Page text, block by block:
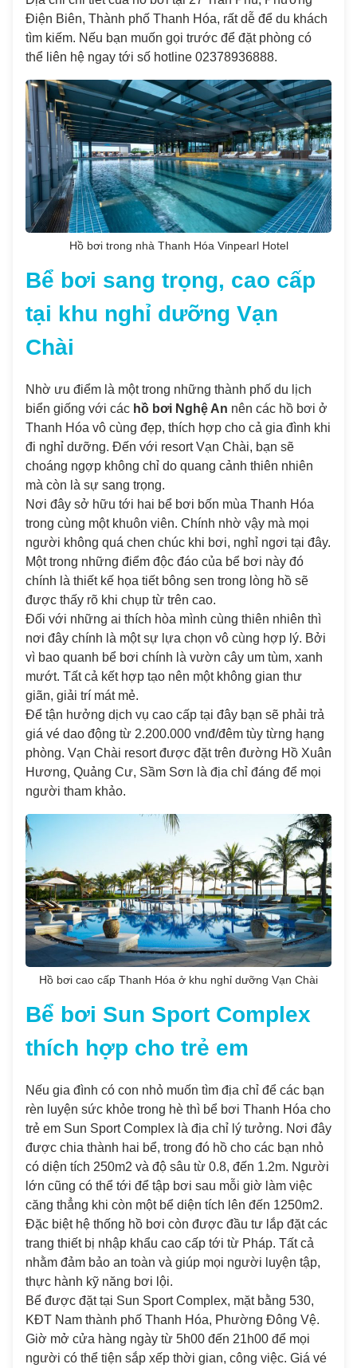
Điện Biên, Thành phố Thanh Hóa, rất dễ để du khách
tìm kiếm. Nếu bạn muốn gọi trước để đặt phòng có
thể liên hệ ngay tới số hotline 02378936888.
Hồ bơi trong nhà Thanh Hóa Vinpearl Hotel
Bể bơi sang trọng, cao cấp
tại khu nghỉ dưỡng Vạn
Chài
Nhờ ưu điểm là một trong những thành phố du lịch
biển giống với các hồ bơi Nghệ An nên các hồ bơi ở
Thanh Hóa vô cùng đẹp, thích hợp cho cả gia đình khi
đi nghỉ dưỡng. Đến với resort Vạn Chài, bạn sẽ
choáng ngợp không chỉ do quang cảnh thiên nhiên
mà còn là sự sang trọng.
Nơi đây sở hữu tới hai bể bơi bốn mùa Thanh Hóa
trong cùng một khuôn viên. Chính nhờ vậy mà mọi
người không quá chen chúc khi bơi, nghỉ ngơi tại đây.
Một trong những điểm độc đáo của bể bơi này đó
chính là thiết kế họa tiết bông sen trong lòng hồ sẽ
được thấy rõ khi chụp từ trên cao.
Đối với những ai thích hòa mình cùng thiên nhiên thì
nơi đây chính là một sự lựa chọn vô cùng hợp lý. Bởi
vì bao quanh bể bơi chính là vườn cây um tùm, xanh
mướt. Tất cả kết hợp tạo nên một không gian thư
giãn, giải trí mát mẻ.
Để tận hưởng dịch vụ cao cấp tại đây bạn sẽ phải trả
giá vé dao động từ 2.200.000 vnđ/đêm tùy từng hạng
phòng. Vạn Chài resort được đặt trên đường Hồ Xuân
Hương, Quảng Cư, Sầm Sơn là địa chỉ đáng để mọi
người tham khảo.
Hồ bơi cao cấp Thanh Hóa ở khu nghỉ dưỡng Vạn Chài
Bể bơi Sun Sport Complex
thích hợp cho trẻ em
Nếu gia đình có con nhỏ muốn tìm địa chỉ để các bạn
rèn luyện sức khỏe trong hè thì bể bơi Thanh Hóa cho
trẻ em Sun Sport Complex là địa chỉ lý tưởng. Nơi đây
được chia thành hai bể, trong đó hồ cho các bạn nhỏ
có diện tích 250m2 và độ sâu từ 0.8, đến 1.2m. Người
lớn cũng có thể tới để tập bơi sau mỗi giờ làm việc
căng thẳng khi còn một bể diện tích lên đến 1250m2.
Đặc biệt hệ thống hồ bơi còn được đầu tư lắp đặt các
trang thiết bị nhập khẩu cao cấp tới từ Pháp. Tất cả
nhằm đảm bảo an toàn và giúp mọi người luyện tập,
thực hành kỹ năng bơi lội.
Bể được đặt tại Sun Sport Complex, mặt bằng 530,
KĐT Nam thành phố Thanh Hóa, Phường Đông Vệ.
Giờ mở cửa hàng ngày từ 5h00 đến 21h00 để mọi
người có thể tiện sắp xếp thời gian, công việc. Giá vé